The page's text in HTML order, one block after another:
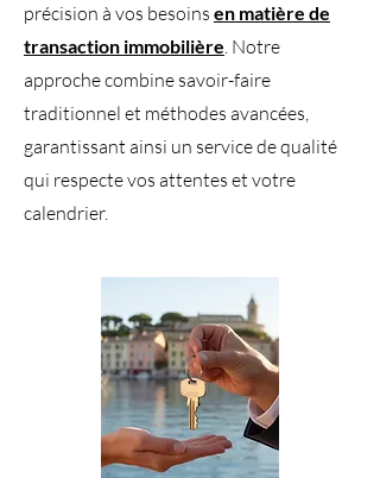
précision à vos besoins en matière de
transaction immobilière. Notre
approche combine savoir-faire
traditionnel et méthodes avancées,
garantissant ainsi un service de qualité
qui respecte vos attentes et votre
calendrier.